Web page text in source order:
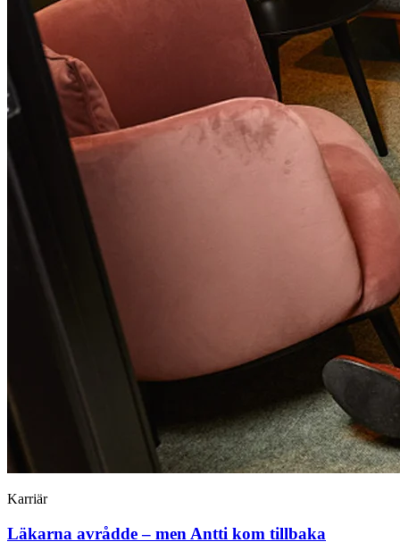
Karriär
Läkarna avrådde – men Antti kom tillbaka